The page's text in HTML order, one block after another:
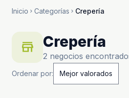
Inicio chevron_right Categorías chevron_right Crepería
store Crepería
2 negocios
Ordenar por: